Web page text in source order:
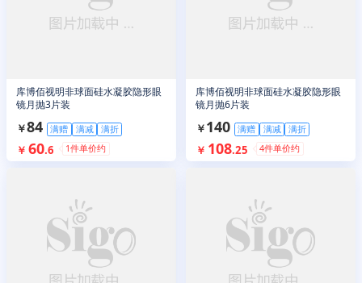
库博佰视明非球面硅水凝胶隐形眼
镜月抛3片装
￥84 满赠 满减 满折
￥ 60.6 1件单价约
库博佰视明非球面硅水凝胶隐形眼
镜月抛6片装
￥140 满赠 满减 满折
￥ 108.25 4件单价约